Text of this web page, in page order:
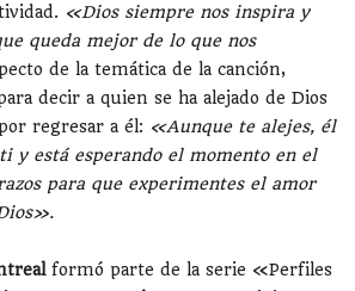
«Dios siempre nos inspira y
queda mejor de lo que nos
de la temática de la canción,
decir a quien se ha alejado de Dios
regresar a él: «Aunque te alejes, él
y está esperando el momento en el
para que experimentes el amor
formó parte de la serie «Perfiles